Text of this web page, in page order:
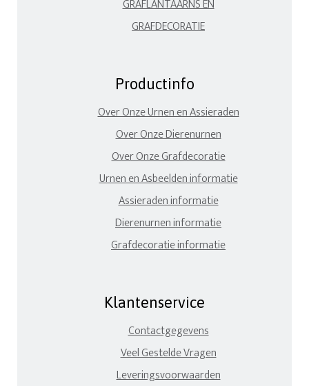
GRAFLANTAARNS EN
GRAFDECORATIE
Productinfo
Over Onze Urnen en Assieraden
Over Onze Dierenurnen
Over Onze Grafdecoratie
Urnen en Asbeelden informatie
Assieraden informatie
Dierenurnen informatie
Grafdecoratie informatie
Klantenservice
Contactgegevens
Veel Gestelde Vragen
Leveringsvoorwaarden